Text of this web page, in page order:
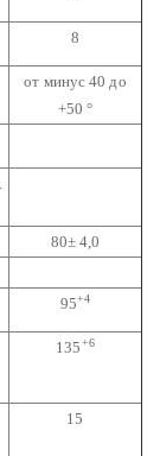
8
от минус 40 до
+50 °
80± 4,0
95+4
135+6
15